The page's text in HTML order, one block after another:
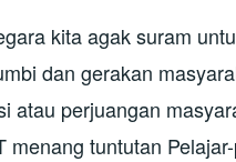
kita agak suram
dan gerakan
atau perjuangan
tuntutan